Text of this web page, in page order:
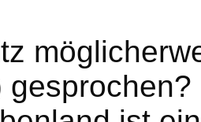
gesprochen?